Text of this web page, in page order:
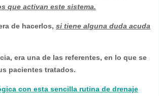
que activan este sistema.
de hacerlos, si tiene alguna duda acuda
era una de las referentes, en lo que se
pacientes tratados.
con esta sencilla rutina de drenaje